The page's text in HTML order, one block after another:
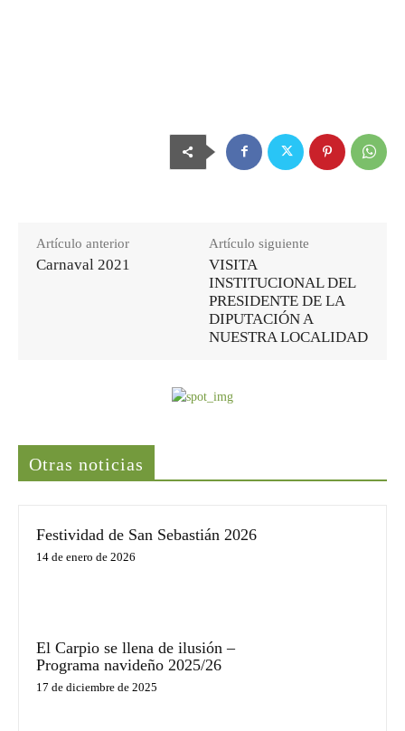
Artículo anterior
Carnaval 2021
Artículo siguiente
VISITA
INSTITUCIONAL DEL
PRESIDENTE DE LA
DIPUTACIÓN A
NUESTRA LOCALIDAD
Otras noticias
Festividad de San Sebastián 2026
14 de enero de 2026
El Carpio se llena de ilusión –
Programa navideño 2025/26
17 de diciembre de 2025